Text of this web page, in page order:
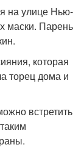
на улице Нью-
маски. Парень
которая
торец дома и
встретить